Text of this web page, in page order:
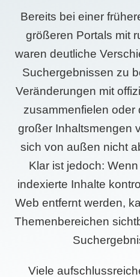
Bereits bei einer
größeren Portals mit
waren deutliche
Suchergebnissen zu
Veränderungen mit
zusammenfielen oder
großer Inhaltsmengen
sich von außen nicht
Klar ist jedoch:
indexierte Inhalte
Web entfernt werden,
Themenbereichen
Viele